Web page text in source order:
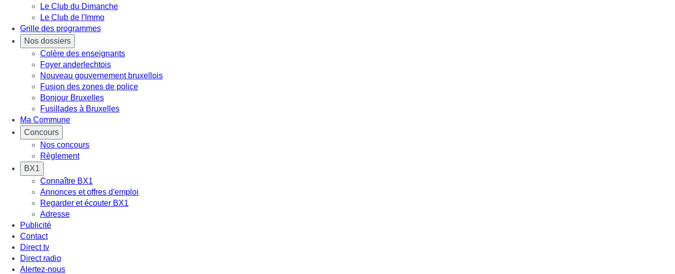
Le Club du Dimanche
Le Club de l'Immo
Grille des programmes
Nos dossiers
Colère des enseignants
Foyer anderlechtois
Nouveau gouvernement bruxellois
Fusion des zones de police
Bonjour Bruxelles
Fusillades à Bruxelles
Ma Commune
Concours
Nos concours
Règlement
BX1
Connaître BX1
Annonces et offres d'emploi
Regarder et écouter BX1
Adresse
Publicité
Contact
Direct tv
Direct radio
Alertez-nous